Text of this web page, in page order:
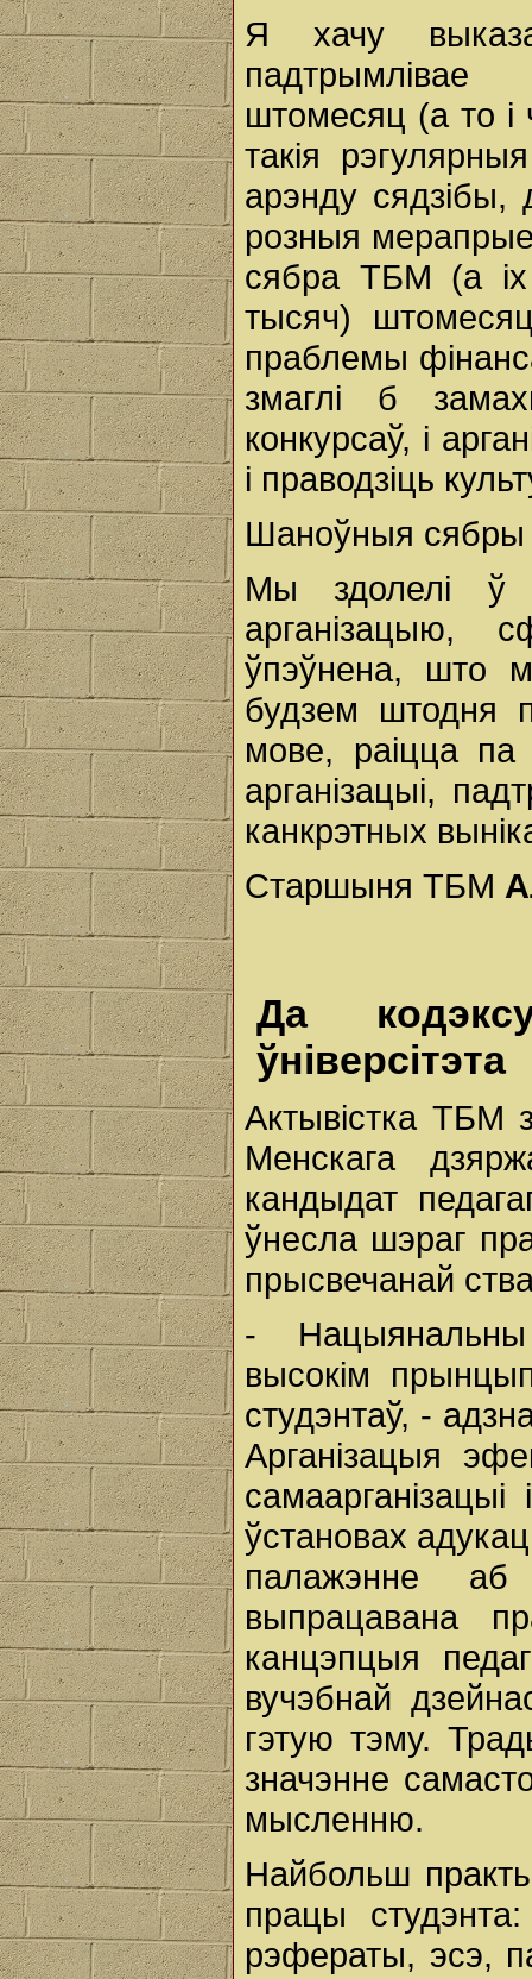
Я хачу
штомесяц (а то і
такія
арэнду
розныя
сябра ТБМ (а
тысяч)
праблемы
змаглі б
конкурсаў, і
і праводзіць
Шаноўныя
Мы здолелі ў
арганізацыю,
ўпэўнена, што
будзем штодня
мове, раіцца па
арганізацыі,
канкрэтных
Старшыня ТБМ
Да
ўніверсітэта
Актывістка ТБМ
Менскага
кандыдат
ўнесла шэраг
прысвечанай
- Нацыянальны
высокім
студэнтаў, -
Арганізацыя
ўстановах
палажэнне аб
выпрацавана
канцэпцыя
вучэбнай
гэтую тэму.
значэнне
мысленню.
Найбольш
працы студэнта:
рэфераты, эсэ,